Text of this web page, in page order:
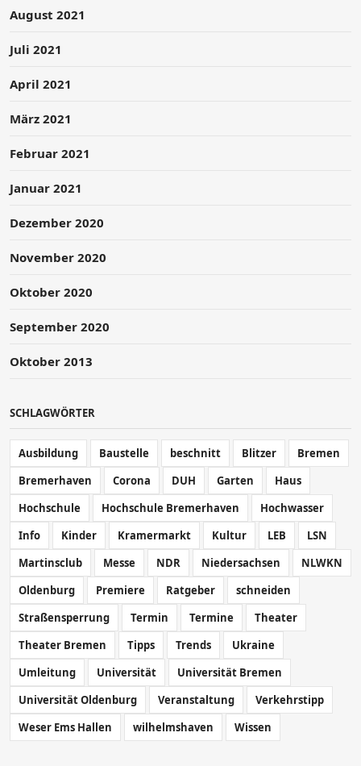
August 2021
Juli 2021
April 2021
März 2021
Februar 2021
Januar 2021
Dezember 2020
November 2020
Oktober 2020
September 2020
Oktober 2013
SCHLAGWÖRTER
Ausbildung Baustelle beschnitt Blitzer
Bremen
Bremerhaven
Corona DUH Garten
Haus
Hochschule
Hochschule Bremerhaven
Hochwasser
Info
Kinder Kramermarkt Kultur LEB
LSN
Martinsclub
Messe NDR Niedersachsen
NLWKN
Oldenburg
Premiere Ratgeber
schneiden
Straßensperrung
Termin Termine
Theater
Theater Bremen
Tipps Trends
Ukraine
Umleitung
Universität
Universität Bremen
Universität Oldenburg
Veranstaltung
Verkehrstipp
Weser Ems Hallen
wilhelmshaven Wissen